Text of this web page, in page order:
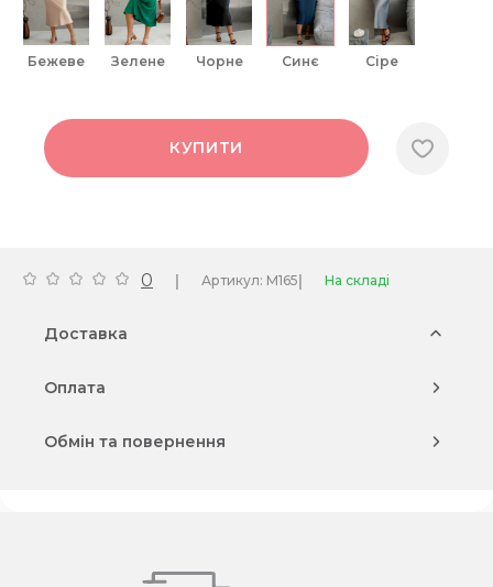
бежеве зелене чорне синє сіре
КУПИТИ
0 | Артикул: M165| На складі
Доставка
Оплата
Обмін та повернення